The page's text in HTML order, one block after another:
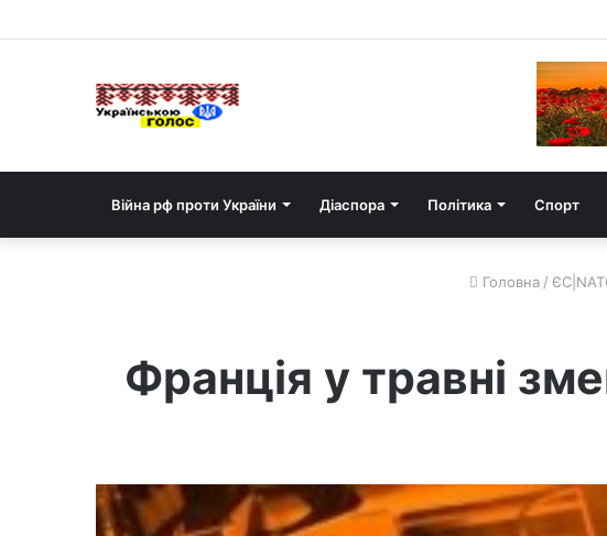
Війна рф проти України Діаспора Політика Спорт
Головна /
Франція у травні